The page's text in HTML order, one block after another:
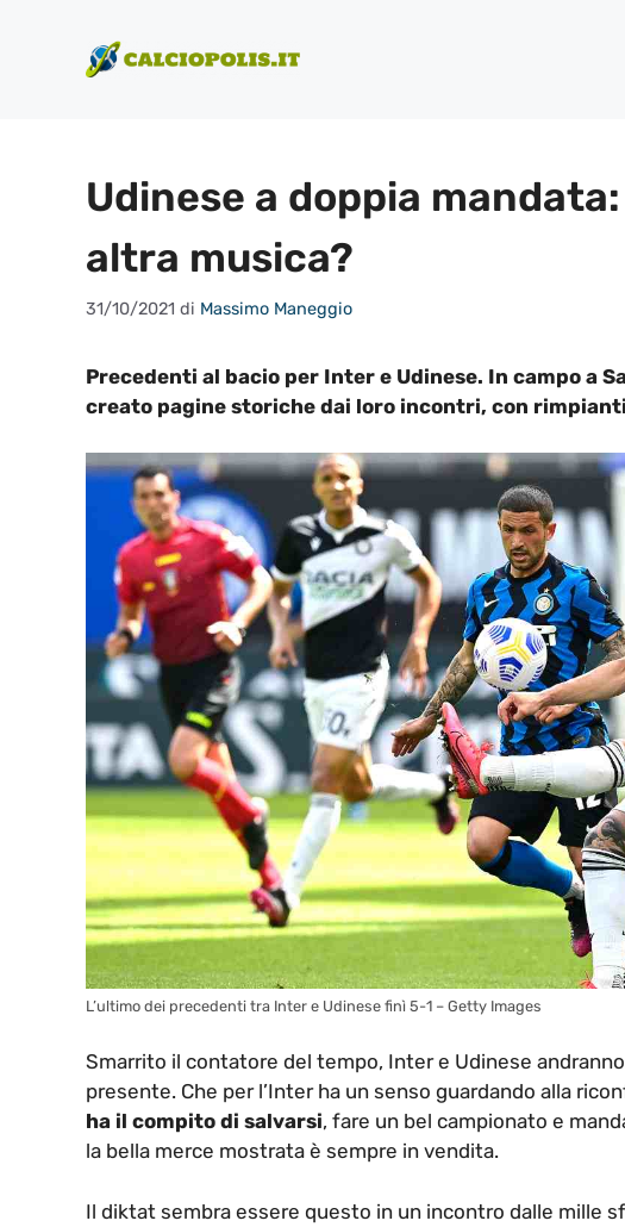
contenuto
Udinese a doppia
altra musica?
31/10/2021 di Massimo Maneggio
Precedenti al bacio per Inter e Udinese. In campo a
creato pagine storiche dai loro incontri, con
L’ultimo dei precedenti tra Inter e Udinese finì 5-1 – Getty Images
Smarrito il contatore del tempo, Inter e Udinese
presente. Che per l’Inter ha un senso guardando alla
ha il compito di salvarsi, fare un bel campionato e
la bella merce mostrata è sempre in vendita.
Il diktat sembra essere questo in un incontro dalle mille